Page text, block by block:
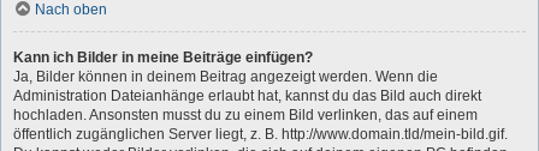
Nach oben
Kann ich Bilder in meine Beiträge einfügen?
Ja, Bilder können in deinem Beitrag angezeigt werden. Wenn die
Administration Dateianhänge erlaubt hat, kannst du das Bild auch direkt
hochladen. Ansonsten musst du zu einem Bild verlinken, das auf einem
öffentlich zugänglichen Server liegt, z. B. http://www.domain.tld/mein-bild.gif.